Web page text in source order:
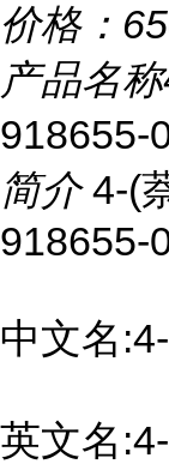
价格：
产品名称
918655-
简介 4-(
918655-
中文名
英文名